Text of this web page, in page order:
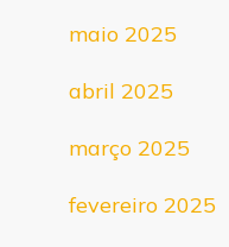
maio 2025
abril 2025
março 2025
fevereiro 2025